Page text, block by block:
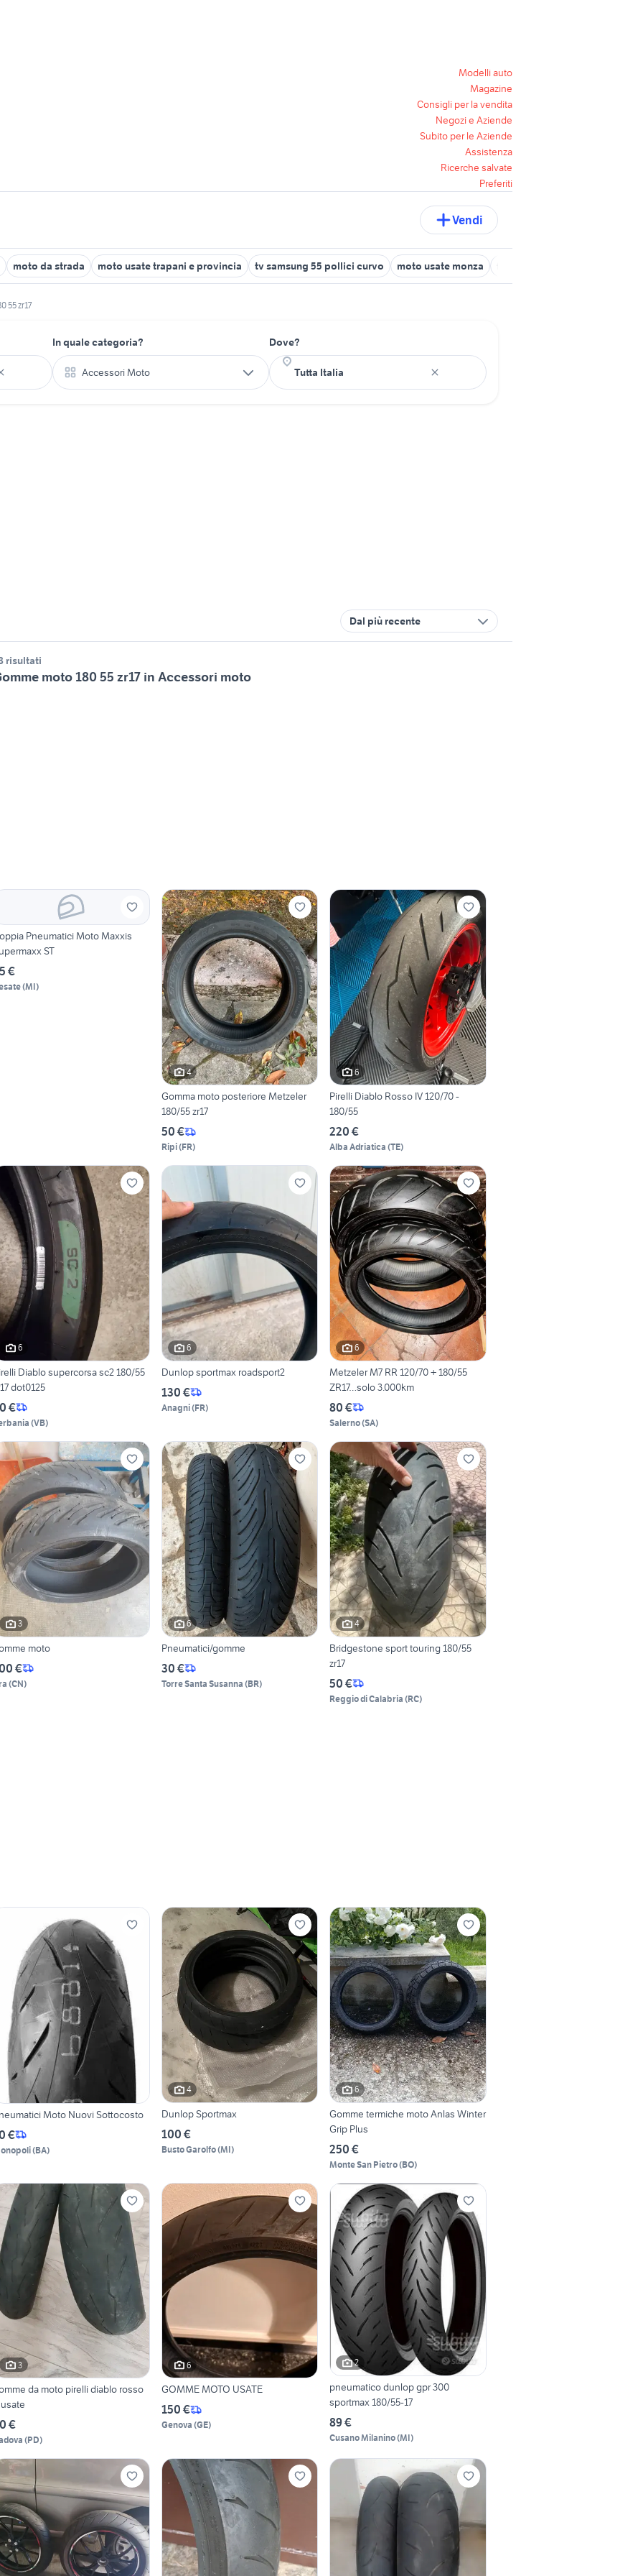
Modelli auto
Magazine
Consigli per la vendita
Negozi e Aziende
Subito per le Aziende
Assistenza
Ricerche salvate
Preferiti
Vendi
moto da strada moto usate trapani e provincia tv samsung 55 pollici curvo moto usate monza
55 zr17
In quale categoria?
Accessori Moto
Dove?
Dal più recente
risultati
moto 180 55 zr17 in Accessori moto
Pneumatici Moto Maxxis
ST
€
(MI)
4
Gomma moto posteriore Metzeler
180/55 zr17
50 €
Ripi(FR)
6
Pirelli Diablo Rosso IV 120/70 -
180/55
220 €
Alba Adriatica (TE)
6
Diablo supercorsa sc2 180/55
dot0125
€
(VB)
6
Dunlop sportmax roadsport2
130 €
Anagni(FR)
6
Metzeler M7 RR 120/70 + 180/55
ZR17…solo 3.000km
80 €
Salerno(SA)
3
moto
€
(CN)
6
Pneumatici/gomme
30 €
Torre Santa Susanna (BR)
4
Bridgestone sport touring 180/55
zr17
50 €
Reggio di Calabria (RC)
Moto Nuovi Sottocosto
€
(BA)
4
Dunlop Sportmax
100 €
Busto Garolfo(MI)
6
Gomme termiche moto Anlas Winter
Grip Plus
250 €
Monte San Pietro(BO)
3
da moto pirelli diablo rosso
€
(PD)
6
GOMME MOTO USATE
150 €
Genova (GE)
2
pneumatico dunlop gpr 300
sportmax 180/55-17
89 €
Cusano Milanino(MI)